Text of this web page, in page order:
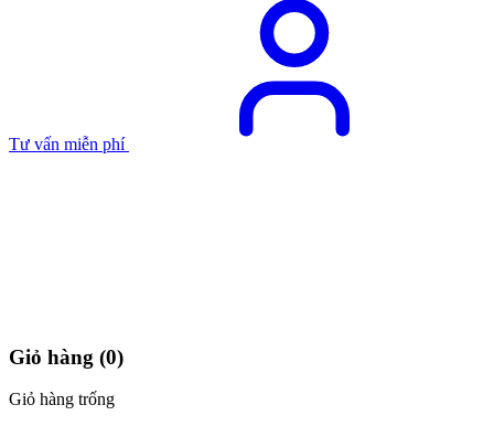
Tư vấn miễn phí
Giỏ hàng (0)
Giỏ hàng trống